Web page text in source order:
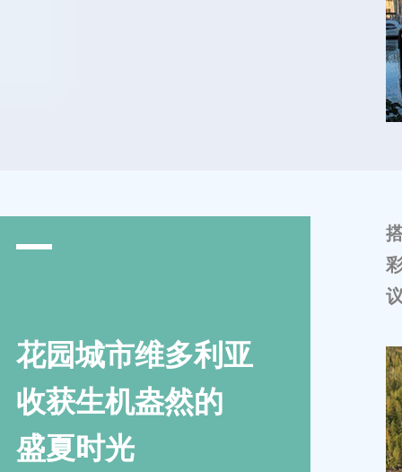
花园城市维多利亚
收获生机盎然的
盛夏时光